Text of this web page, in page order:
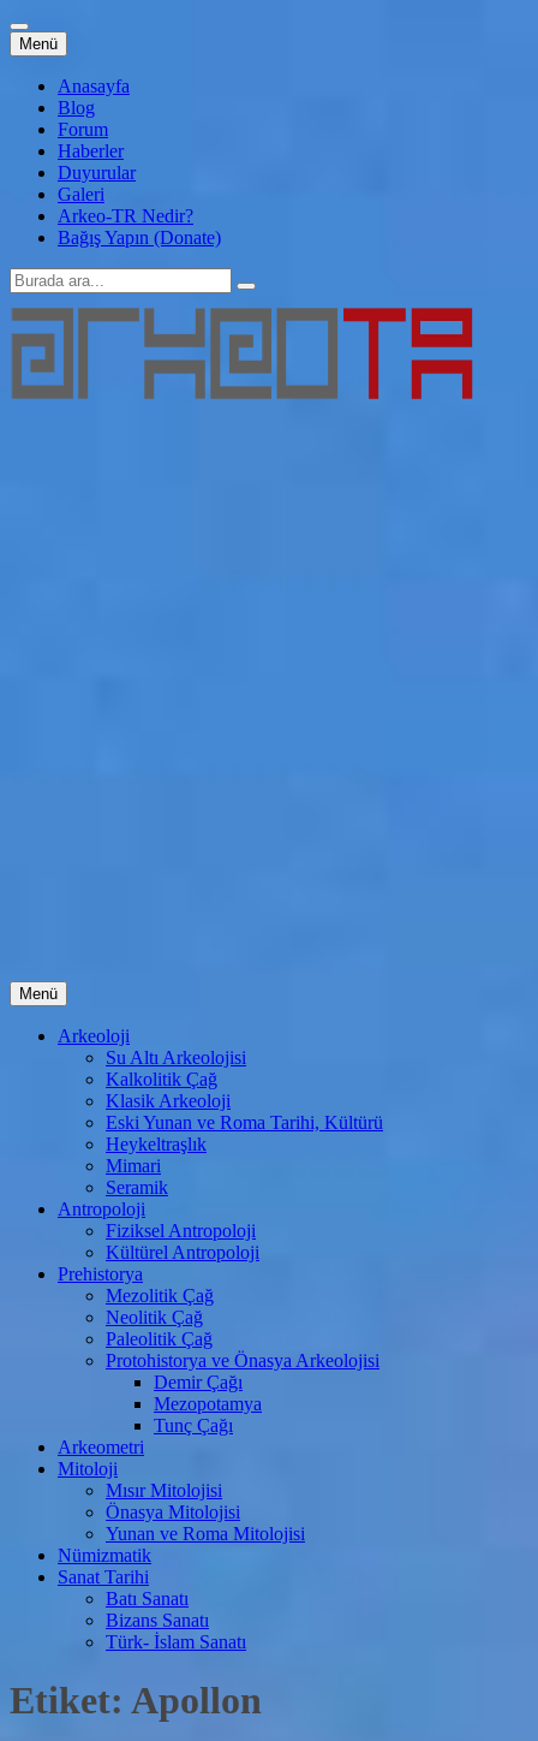
Menü İçeriğe
atla
Anasayfa
Blog
Forum
Haberler
Duyurular
Galeri
Arkeo-TR Nedir?
Bağış Yapın (Donate)
Arama:
Menü İçeriğe
atla
Arkeoloji
Su Altı Arkeolojisi
Kalkolitik Çağ
Klasik Arkeoloji
Eski Yunan ve Roma Tarihi, Kültürü
Heykeltraşlık
Mimari
Seramik
Antropoloji
Fiziksel Antropoloji
Kültürel Antropoloji
Prehistorya
Mezolitik Çağ
Neolitik Çağ
Paleolitik Çağ
Protohistorya ve Önasya Arkeolojisi
Demir Çağı
Mezopotamya
Tunç Çağı
Arkeometri
Mitoloji
Mısır Mitolojisi
Önasya Mitolojisi
Yunan ve Roma Mitolojisi
Nümizmatik
Sanat Tarihi
Batı Sanatı
Bizans Sanatı
Türk- İslam Sanatı
Etiket: Apollon